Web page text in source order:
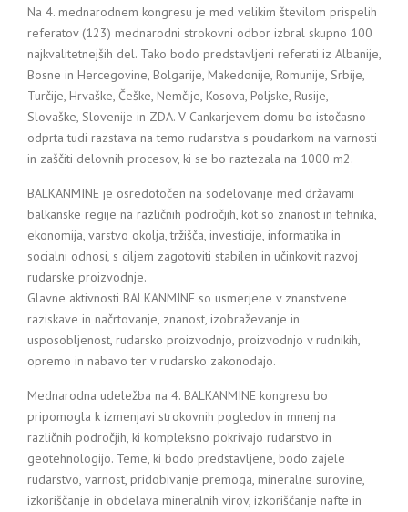
Na 4. mednarodnem kongresu je med velikim številom prispelih
referatov (123) mednarodni strokovni odbor izbral skupno 100
najkvalitetnejših del. Tako bodo predstavljeni referati iz Albanije,
Bosne in Hercegovine, Bolgarije, Makedonije, Romunije, Srbije,
Turčije, Hrvaške, Češke, Nemčije, Kosova, Poljske, Rusije,
Slovaške, Slovenije in ZDA. V Cankarjevem domu bo istočasno
odprta tudi razstava na temo rudarstva s poudarkom na varnosti
in zaščiti delovnih procesov, ki se bo raztezala na 1000 m2.
BALKANMINE je osredotočen na sodelovanje med državami
balkanske regije na različnih področjih, kot so znanost in tehnika,
ekonomija, varstvo okolja, tržišča, investicije, informatika in
socialni odnosi, s ciljem zagotoviti stabilen in učinkovit razvoj
rudarske proizvodnje.
Glavne aktivnosti BALKANMINE so usmerjene v znanstvene
raziskave in načrtovanje, znanost, izobraževanje in
usposobljenost, rudarsko proizvodnjo, proizvodnjo v rudnikih,
opremo in nabavo ter v rudarsko zakonodajo.
Mednarodna udeležba na 4. BALKANMINE kongresu bo
pripomogla k izmenjavi strokovnih pogledov in mnenj na
različnih področjih, ki kompleksno pokrivajo rudarstvo in
geotehnologijo. Teme, ki bodo predstavljene, bodo zajele
rudarstvo, varnost, pridobivanje premoga, mineralne surovine,
izkoriščanje in obdelava mineralnih virov, izkoriščanje nafte in